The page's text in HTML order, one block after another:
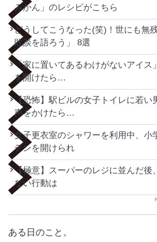
みかん」のレシピがこちら
どうしてこうなった(笑)！世にも無
敗談を語ろう」 8選
「家に置いてあるわけがないアイス
を開けたら…
【恐怖】駅ビルの女子トイレに若い
声をかけたら…
女子更衣室のシャワーを利用中、小
テンを開けられ
【極意】スーパーのレジに並んだ後
ない行動は
ある日のこと。